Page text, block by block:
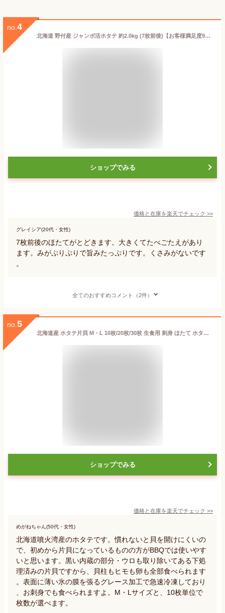
no. 4
北海道 野付産 ジャンボ活ホタテ 約2.0kg (7枚前後)【お客様満足度97%】【送料無料】未冷凍 生食OK！バーベキューにも!殻付き帆立 ほたて 貝柱 帆立 グルメ プレゼント 北海道 食品 貝 お取り寄せグルメ 海鮮 高級 BBQ お礼 プレゼント ギフト
ショップでみる
価格と在庫を楽天でチェック >>
グレイシア(20代・女性)
7枚前後のほたてがとどきます。大きくてたべごたえがあり
ます。みがぷりぷりで旨みたっぷりです。くさみがないです
。
全てのおすすめコメント（2件）
no. 5
北海道産 ホタテ片貝 M・L 10枚/20枚/30枚 生食用 刺身 ほたて ホタテ 帆立 殻 殻付き 片貝 海鮮 冷凍 国産 北海道 大粒 大玉 特大 肉厚 BBQ バーベキュー 食材 寿司 海鮮丼 人気 大容量 送料無料
ショップでみる
価格と在庫を楽天でチェック >>
めがねちゃん(50代・女性)
北海道噴火湾産のホタテです。慣れないと貝を開けにくいの
で、初めから片貝になっているものの方がBBQでは使いやす
いと思います。黒い内蔵の部分・ウロも取り除いてある下処
理済みの片貝ですから、貝柱もヒモも卵も全部食べられます
。表面に薄い氷の膜を張るグレース加工で急速冷凍しており
、お刺身でも食べられますよ。M・Lサイズと、10枚単位で
枚数が選べます。